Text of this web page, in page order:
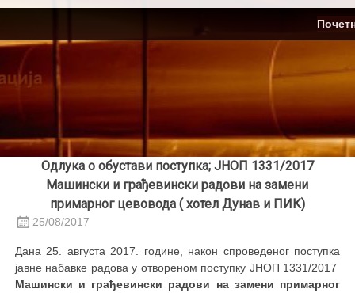
Skip
content
Одлука о обустави поступка; ЈНОП 1331/2017
Машински и грађевински радови на замени
примарног цевовода ( хотел Дунав и ПИК)
25/08/2017
Дана 25. августа 2017. године, након спроведеног поступка
јавне набавке радова у отвореном поступку ЈНОП 1331/2017
Машински и грађевински радови на замени примарног